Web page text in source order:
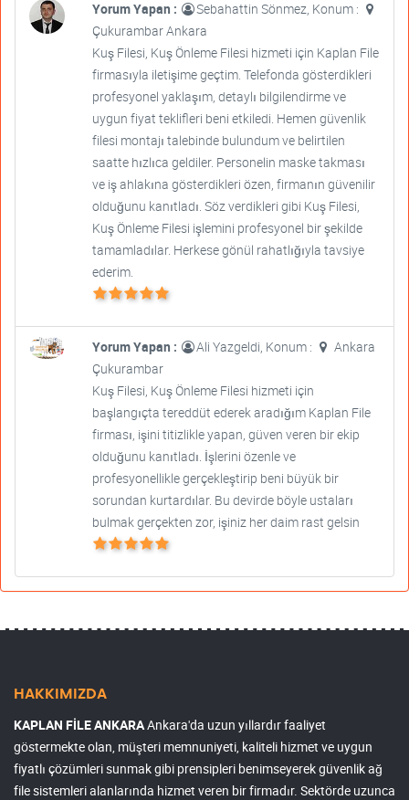
Yorum Yapan :
Sebahattin Sönmez, Konum :
Çukurambar Ankara
Kuş Filesi, Kuş Önleme Filesi hizmeti için Kaplan File
firmasıyla iletişime geçtim. Telefonda gösterdikleri
profesyonel yaklaşım, detaylı bilgilendirme ve
uygun fiyat teklifleri beni etkiledi. Hemen güvenlik
filesi montajı talebinde bulundum ve belirtilen
saatte hızlıca geldiler. Personelin maske takması
ve iş ahlakına gösterdikleri özen, firmanın güvenilir
olduğunu kanıtladı. Söz verdikleri gibi Kuş Filesi,
Kuş Önleme Filesi işlemini profesyonel bir şekilde
tamamladılar. Herkese gönül rahatlığıyla tavsiye
ederim.
Yorum Yapan : Ali Yazgeldi, Konum :
Ankara
Çukurambar
Kuş Filesi, Kuş Önleme Filesi hizmeti için
başlangıçta tereddüt ederek aradığım Kaplan File
firması, işini titizlikle yapan, güven veren bir ekip
olduğunu kanıtladı. İşlerini özenle ve
profesyonellikle gerçekleştirip beni büyük bir
sorundan kurtardılar. Bu devirde böyle ustaları
bulmak gerçekten zor, işiniz her daim rast gelsin
HAKKIMIZDA
KAPLAN FİLE ANKARAAnkara'da uzun yıllardır faaliyet
göstermekte olan, müşteri memnuniyeti, kaliteli hizmet ve uygun
fiyatlı çözümleri sunmak gibi prensipleri benimseyerek güvenlik ağ
file sistemleri alanlarında hizmet veren bir firmadır. Sektörde uzunca